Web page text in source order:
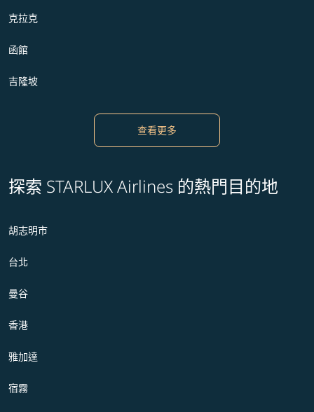
克拉克
函館
吉隆坡
查看更多
探索 STARLUX Airlines 的熱門目的地
胡志明市
台北
曼谷
香港
雅加達
宿霧